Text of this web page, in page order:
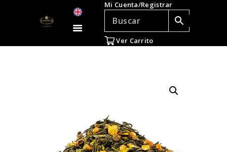
Mi Cuenta/Registrar
Ver Carrito
TÉ E INFUSIONES
ACCESORIOS
REGALOS
EN